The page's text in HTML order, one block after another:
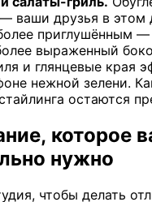
ваши друзья в этом
приглушённым —
выраженный
и глянцевые края
нежной зелени.
остаются
которое
нужно
чтобы делать